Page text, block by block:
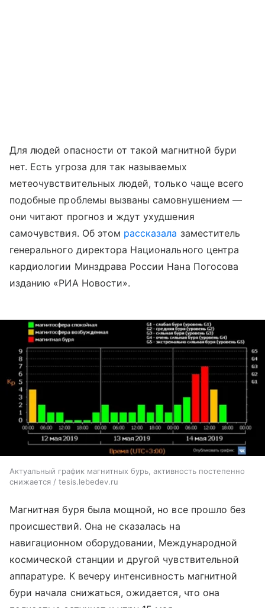
Для людей опасности от такой магнитной бури
нет. Есть угроза для так называемых
метеочувствительных людей, только чаще всего
подобные проблемы вызваны самовнушением —
они читают прогноз и ждут ухудшения
самочувствия. Об этом рассказала заместитель
генерального директора Национального центра
кардиологии Минздрава России Нана Погосова
изданию «РИА Новости».
Актуальный график магнитных бурь, активность постепенно
снижается / tesis.lebedev.ru
Магнитная буря была мощной, но все прошло без
происшествий. Она не сказалась на
навигационном оборудовании, Международной
космической станции и другой чувствительной
аппаратуре. К вечеру интенсивность магнитной
бури начала снижаться, ожидается, что она